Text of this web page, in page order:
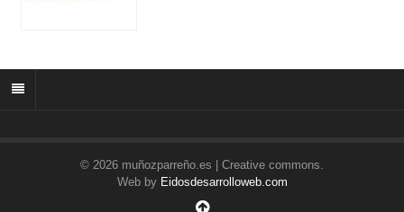
© 2026 muñozparreño.es | Creative commons.
Web by Eidosdesarrolloweb.com